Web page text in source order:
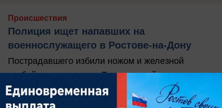
Происшествия
Полиция ищет напавших на
военнослужащего в Ростове-на-Дону
Пострадавшего избили ножом и железной
трубой возле дома на Таганрогской